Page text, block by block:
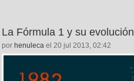
La Fórmula 1 y su evolución
por henuleca el 20 jul 2013, 02:42